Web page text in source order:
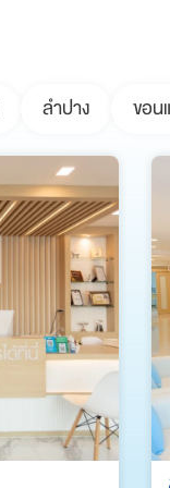
ลำปาง ขอน